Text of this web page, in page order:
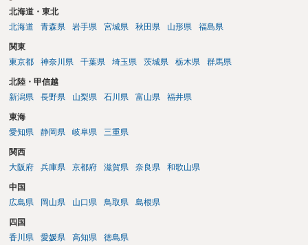
北海道・東北
北海道
青森県 岩手県 宮城県 秋田県 山形県 福島県
関東
東京都
神奈川県 千葉県 埼玉県 茨城県 栃木県 群馬県
北陸・甲信越
新潟県
長野県 山梨県 石川県 富山県 福井県
東海
愛知県
静岡県 岐阜県 三重県
関西
大阪府
兵庫県 京都府 滋賀県 奈良県 和歌山県
中国
広島県
岡山県 山口県 鳥取県 島根県
四国
香川県
愛媛県 高知県 徳島県